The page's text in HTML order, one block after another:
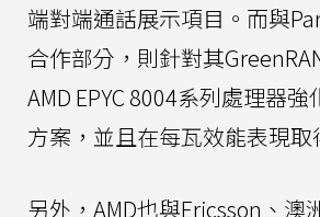
端對端通話展示項目。而與
合作部分，則針對其
AMD EPYC 8004系列處理器
方案，並且在每瓦效能表現取
另外，AMD也與Ericsson、澳